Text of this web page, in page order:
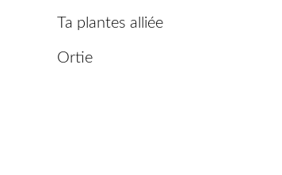
Ta plantes alliée
Ortie